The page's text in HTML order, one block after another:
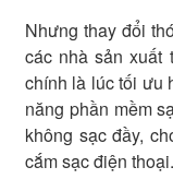
Nhưng thay đổi
các nhà sản
chính là lúc tối ưu
năng phần mềm
không sạc đầy,
cắm sạc điện thoại.